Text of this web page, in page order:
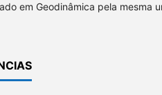
em Geodinâmica pela mesma